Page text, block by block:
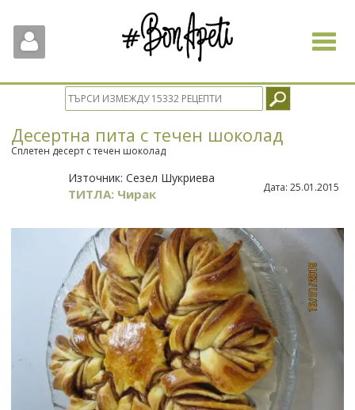
Toggle
Десертна пита с течен шоколад
Сплетен десерт с течен шоколад
Източник: Сезел Шукриева
ТИТЛА: Чирак Дата: 25.01.2015